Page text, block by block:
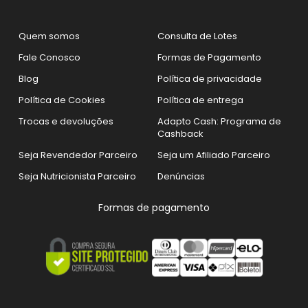
Destaques da categoria:
Jaquetas fitness masculinascom zíper,
capuz e detalhes funcionais
Blusas masculinas dry fitcom ótimo
isolamento térmico e respirabilidade
Modelagem ajustada ao corpo
: use na academia, no dia a dia ou
no pós-treino
Roupas para treino no frio? Aqui
tem.
Nossa coleção foi pensada para quemnão deixa
o frio atrapalhar os resultados. Asblusas e
jaquetas Adaptogen são ideais para treinos em
Quem somos
Consulta de Lotes
Fale Conosco
Formas de Pagamento
Blog
Política de privacidade
Política de Cookies
Política de entrega
Trocas e devoluções
Adapto Cash: Programa de
Cashback
Seja Revendedor Parceiro
Seja um Afiliado Parceiro
Seja Nutricionista Parceiro
Denúncias
Formas de pagamento